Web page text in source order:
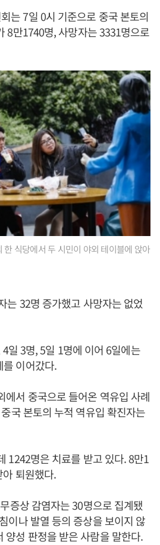
는 7일 0시 기준으로 중국 본토의
8만1740명, 사망자는 3331명으로
식당에서 두 시민이 야외 테이블에 앉아
는 32명 증가했고 사망자는 없었
일 3명, 5일 1명에 이어 6일에는
이어갔다.
에서 중국으로 들어온 역유입 사례
국 본토의 누적 역유입 확진자는
1242명은 치료를 받고 있다. 8만1
퇴원했다.
증상 감염자는 30명으로 집계됐
이나 발열 등의 증상을 보이지 않
양성 판정을 받은 사람을 말한다.